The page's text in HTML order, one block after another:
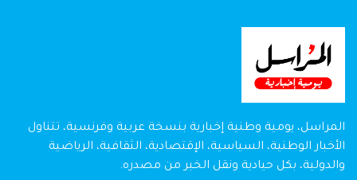
المراسل، يومية وطنية إخبارية بنسخة عربية وفرنسية، تتناول
الأخبار الوطنية، السياسية، الإقتصادية، الثقافية، الرياضية
والدولية، بكل حيادية ونقل الخبر من مصدره.